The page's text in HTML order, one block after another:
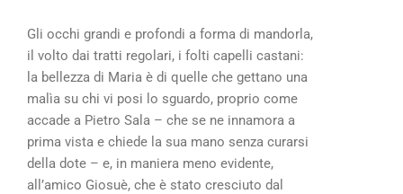
Gli occhi grandi e profondi a forma di mandorla,
il volto dai tratti regolari, i folti capelli castani:
la bellezza di Maria è di quelle che gettano una
malìa su chi vi posi lo sguardo, proprio come
accade a Pietro Sala – che se ne innamora a
prima vista e chiede la sua mano senza curarsi
della dote – e, in maniera meno evidente,
all’amico Giosuè, che è stato cresciuto dal